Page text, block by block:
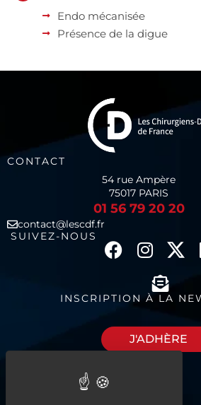
Endo mécanisée
Présence de la digue
CONTACT
54 rue Ampère
75017 PARIS
01 56 79 20 20
contact@lescdf.fr
SUIVEZ-NOUS
INSCRIPTION À LA
J'ADHÈRE